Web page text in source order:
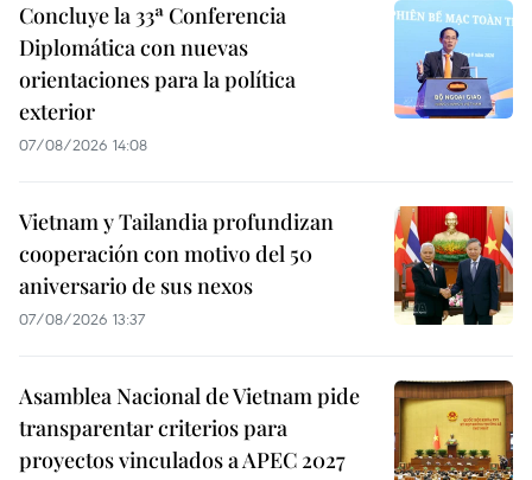
Concluye la 33ª Conferencia
Diplomática con nuevas
orientaciones para la política
exterior
07/08/2026 14:08
Vietnam y Tailandia profundizan
cooperación con motivo del 50
aniversario de sus nexos
07/08/2026 13:37
Asamblea Nacional de Vietnam pide
transparentar criterios para
proyectos vinculados a APEC 2027